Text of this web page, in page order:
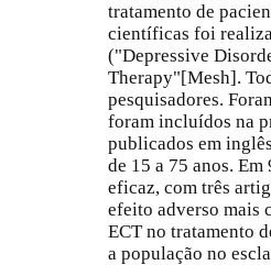
tratamento de
científicas foi
("Depressive
Therapy"[Mesh].
pesquisadores.
foram incluídos na
publicados em
de 15 a 75 anos.
eficaz, com três
efeito adverso mais
ECT no tratamento
a população no